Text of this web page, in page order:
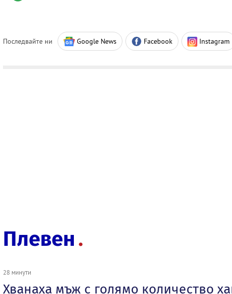
Последвайте ни Google News Facebook Instagram
Плевен
28 минути
Хванаха мъж с голямо количество